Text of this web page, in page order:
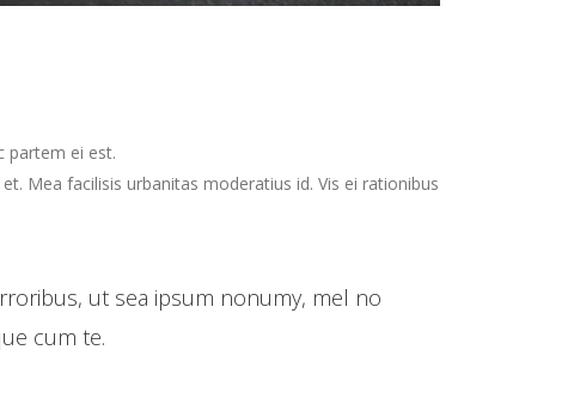
partem ei est.
Mea facilisis urbanitas moderatius id. Vis ei rationibus
ut sea ipsum nonumy, mel no
cum te.